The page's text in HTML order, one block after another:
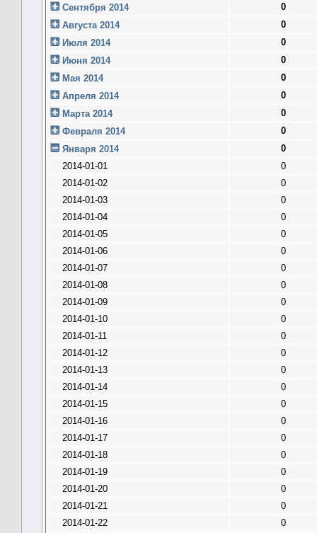
Сентября 2014
0
Августа 2014
0
Июля 2014
0
Июня 2014
0
Мая 2014
0
Апреля 2014
0
Марта 2014
0
Февраля 2014
0
Января 2014
0
2014-01-01
0
2014-01-02
0
2014-01-03
0
2014-01-04
0
2014-01-05
0
2014-01-06
0
2014-01-07
0
2014-01-08
0
2014-01-09
0
2014-01-10
0
2014-01-11
0
2014-01-12
0
2014-01-13
0
2014-01-14
0
2014-01-15
0
2014-01-16
0
2014-01-17
0
2014-01-18
0
2014-01-19
0
2014-01-20
0
2014-01-21
0
2014-01-22
0